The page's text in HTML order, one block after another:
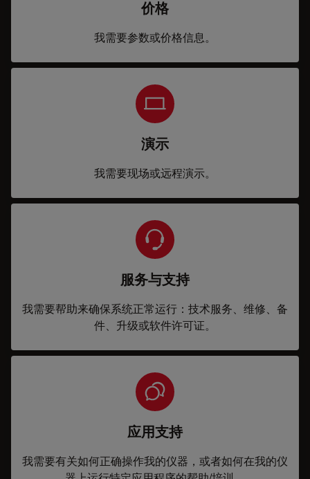
价格
我需要参数或价格信息。
演示
我需要现场或远程演示。
服务与支持
我需要帮助来确保系统正常运行：技术服务、维修、备
件、升级或软件许可证。
应用支持
我需要有关如何正确操作我的仪器，或者如何在我的仪